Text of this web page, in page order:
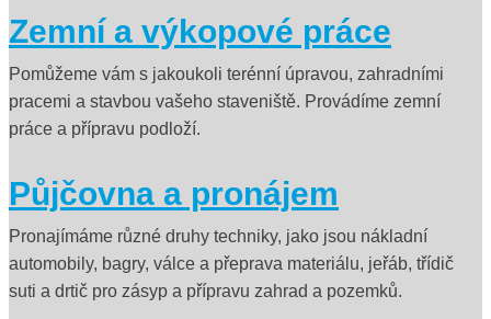
Zemní a výkopové práce
Pomůžeme vám s jakoukoli terénní úpravou, zahradními
pracemi a stavbou vašeho staveniště. Provádíme zemní
práce a přípravu podloží.
Půjčovna a pronájem
Pronajímáme různé druhy techniky, jako jsou nákladní
automobily, bagry, válce a přeprava materiálu, jeřáb, třídič
suti a drtič pro zásyp a přípravu zahrad a pozemků.